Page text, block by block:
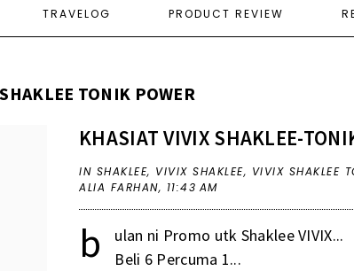
TRAVELOG PRODUCT REVIEW
TONIK POWER
KHASIAT VIVIX SHAKLEE-
IN SHAKLEE, VIVIX SHAKLEE, VIVIX SHAKLEE
ALIA FARHAN, 11:43 AM
b
ulan ni Promo utk Shaklee VIVIX...
Beli 6 Percuma 1...